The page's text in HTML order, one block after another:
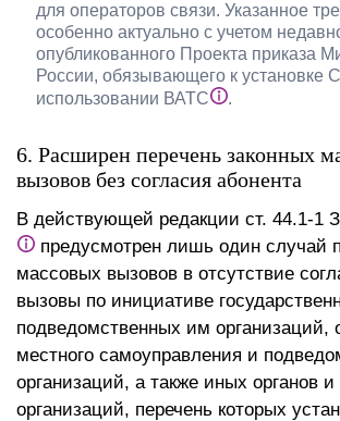
для операторов связи. Указанное
особенно актуально с учетом
опубликованного Проекта приказа
России, обязывающего к установке
использовании ВАТС
.
6. Расширен перечень законных
вызовов без согласия абонента
В действующей редакции ст. 44.1-1
предусмотрен лишь один случай
массовых вызовов в отсутствие
вызовы по инициативе
подведомственных им организаций,
местного самоуправления и
организаций, а также иных органов
организаций, перечень которых